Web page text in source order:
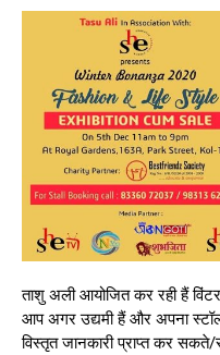
ताशु अली आयोजित कर रही हैं विंटर
आप अगर उद्यमी हैं और अपना
विस्तृत जानकारी प्राप्त कर